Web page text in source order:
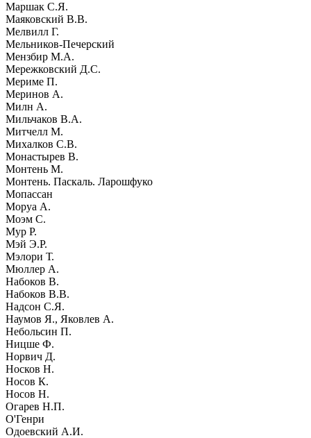
Маршак С.Я.
Маяковский В.В.
Мелвилл Г.
Мельников-Печерский
Мензбир М.А.
Мережковский Д.С.
Мериме П.
Меринов А.
Милн А.
Мильчаков В.А.
Митчелл М.
Михалков С.В.
Монастырев В.
Монтень М.
Монтень. Паскаль. Ларошфуко
Мопассан
Моруа А.
Моэм С.
Мур Р.
Мэй Э.Р.
Мэлори Т.
Мюллер А.
Набоков В.
Набоков В.В.
Надсон С.Я.
Наумов Я., Яковлев А.
Небольсин П.
Ницше Ф.
Норвич Д.
Носков Н.
Носов К.
Носов Н.
Огарев Н.П.
О'Генри
Одоевский А.И.